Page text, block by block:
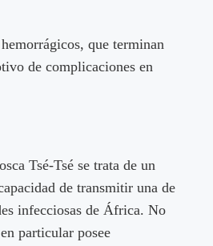
que terminan
de complicaciones en
Tsé-Tsé se trata de un
de transmitir una de
infecciosas de África. No
particular posee